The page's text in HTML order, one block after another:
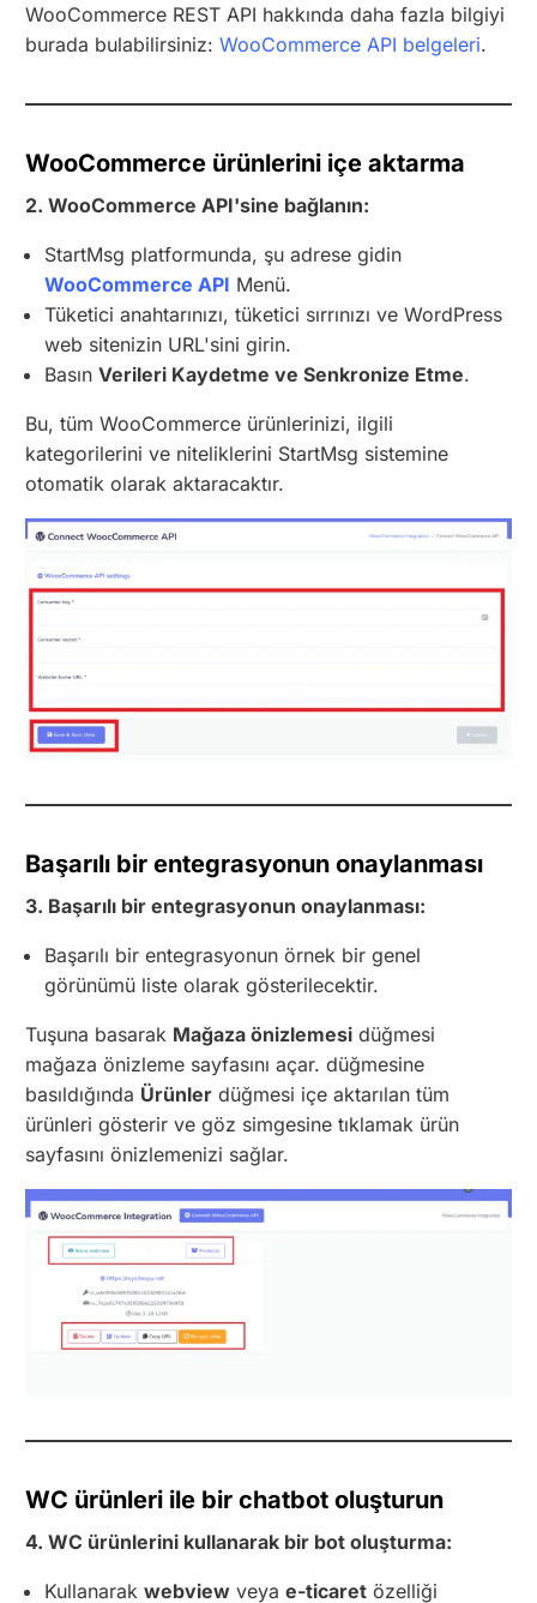
WooCommerce REST API hakkında daha fazla bilgiyi
burada bulabilirsiniz:WooCommerce API belgeleri.
WooCommerce ürünlerini içe aktarma
2. WooCommerce API'sine bağlanın:
StartMsg platformunda, şu adrese gidin
WooCommerce API Menü.
Tüketici anahtarınızı, tüketici sırrınızı ve WordPress
web sitenizin URL'sini girin.
BasınVerileri Kaydetme ve Senkronize Etme.
Bu, tüm WooCommerce ürünlerinizi, ilgili
kategorilerini ve niteliklerini StartMsg sistemine
otomatik olarak aktaracaktır.
Başarılı bir entegrasyonun onaylanması
3. Başarılı bir entegrasyonun onaylanması:
Başarılı bir entegrasyonun örnek bir genel
görünümü liste olarak gösterilecektir.
Tuşuna basarak Mağaza önizlemesi düğmesi
mağaza önizleme sayfasını açar. düğmesine
basıldığında Ürünler düğmesi içe aktarılan tüm
ürünleri gösterir ve göz simgesine tıklamak ürün
sayfasını önizlemenizi sağlar.
WC ürünleri ile bir chatbot oluşturun
4. WC ürünlerini kullanarak bir bot oluşturma:
Kullanarakwebview veyae-ticaret özelliği